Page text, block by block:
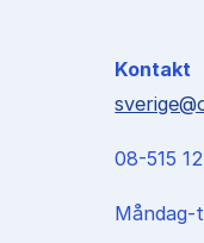
Kontakt
08-515
Måndag-